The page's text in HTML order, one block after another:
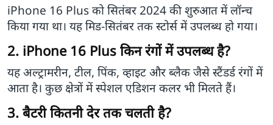
iPhone 16 Plus को सितंबर 2024 की शुरुआत में लॉन्च
किया गया था। यह मिड-सितंबर तक स्टोर्स में उपलब्ध हो गया।
2. iPhone 16 Plus किन रंगों में उपलब्ध है?
यह अल्ट्रामरीन, टील, पिंक, व्हाइट और ब्लैक जैसे स्टैंडर्ड रंगों में
आता है। कुछ क्षेत्रों में स्पेशल एडिशन कलर भी मिलते हैं।
3. बैटरी कितनी देर तक चलती है?